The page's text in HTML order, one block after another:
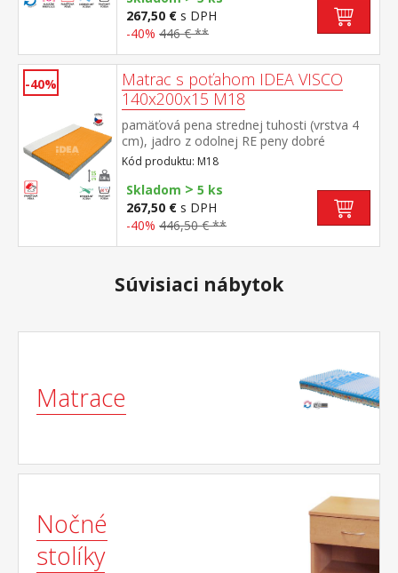
matrac s Visco systémom rozdielnej tuhosti
strán vhodná pre všetky typy roštov poťah
nosnosť do 120 kg
267,50 € s DPH
-40% 446 € **
-40%
Matrac s poťahom IDEA VISCO
140x200x15 M18
pamäťová pena strednej tuhosti (vrstva 4
cm), jadro z odolnej RE peny dobré
ortopedické vlastností a dlhá životnosť
matraca vhodný pre všetky typy
roštov poťah priedušný, vyrobený z dvoch
častí, snímateľný a prateľný do 60 °C
odporúčaná nosnosť do 130 kg
Kód produktu: M18
Skladom > 5 ks
267,50 € s DPH
-40% 446,50 € **
Súvisiaci nábytok
Matrace
Nočné
stolíky